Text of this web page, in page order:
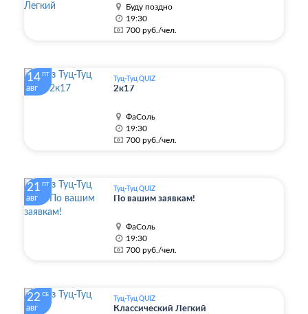
Буду поздно
19:30
700 руб./чел.
14 ПТ
авг
Туц-Туц QUIZ
2к17
ФаСоль
19:30
700 руб./чел.
21 ПТ
авг
Туц-Туц QUIZ
По вашим заявкам!
ФаСоль
19:30
700 руб./чел.
22 СБ
авг
Туц-Туц QUIZ
Классический Легкий